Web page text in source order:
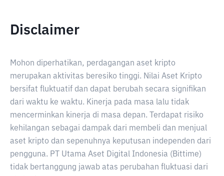
Disclaimer
Mohon diperhatikan, perdagangan aset kripto
merupakan aktivitas beresiko tinggi. Nilai Aset Kripto
bersifat fluktuatif dan dapat berubah secara signifikan
dari waktu ke waktu. Kinerja pada masa lalu tidak
mencerminkan kinerja di masa depan. Terdapat risiko
kehilangan sebagai dampak dari membeli dan menjual
aset kripto dan sepenuhnya keputusan independen dari
pengguna. PT Utama Aset Digital Indonesia (Bittime)
tidak bertanggung jawab atas perubahan fluktuasi dari